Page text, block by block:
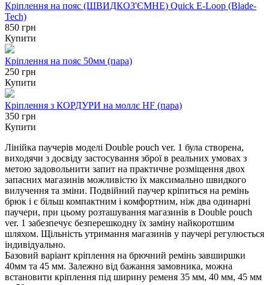
Кріплення на пояс (ШВИДКОЗ'ЄМНЕ) Quick E-Loop (Blade-
Tech)
850 грн
Купити
Кріплення на пояс 50мм (пара)
250 грн
Купити
Кріплення з КОРДУРИ на моллє HF (пара)
350 грн
Купити
Лінійка паучерів моделі Double pouch ver. 1 була створена,
виходячи з досвіду застосування зброї в реальних умовах з
метою задовольнити запит на практичне розміщення двох
запасних магазинів можливістю їх максимально швидкого
вилучення та зміни. Подвійний паучер кріпиться на ремінь
брюк і є більш компактним і комфортним, ніж два одинарні
паучери, при цьому розташування магазинів в Double pouch
ver. 1 забезпечує безперешкодну їх заміну найкоротшим
шляхом. Щільність утримання магазинів у паучері регулюється
індивідуально.
Базовий варіант кріплення на брючний ремінь завширшки
40мм та 45 мм. Залежно від бажання замовника, можна
встановити кріплення під ширину ременя 35 мм, 40 мм, 45 мм